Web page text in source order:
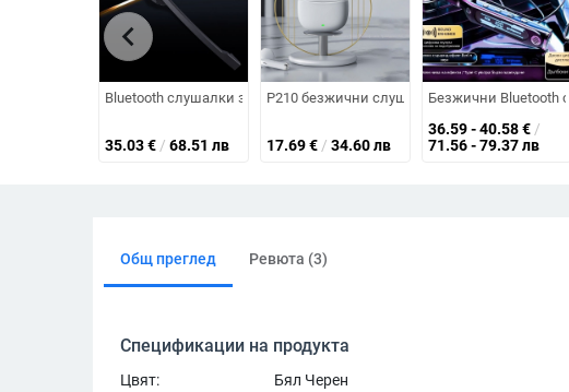
Bluetooth слушалки за костна проводимост – шумоподаване, мулти-
35.03€ / 68.51 лв
P210 безжични слушалки True Wireless,
17.69€ / 34.60 лв
Безжични Bluetooth
36.59 - 40.58€ /
71.56 - 79.37 лв
chevron_left
Общ преглед Ревюта (3)
Спецификации на продукта
Цвят: Бял Черен